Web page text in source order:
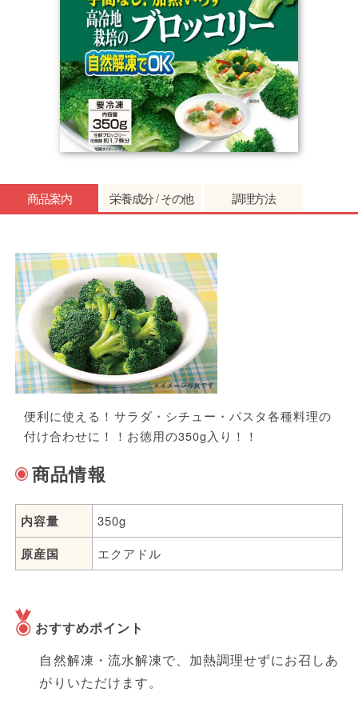
商品案内 栄養成分 / その他 調理方法
便利に使える！サラダ・シチュー・パスタ各種料理の
付け合わせに！！お徳用の350g入り！！
商品情報
内容量
原産国
おすすめポイント
自然解凍・流水解凍で、加熱調理せずにお召しあ
がりいただけます。
エネルギー 30kcal
タンパク質 3.9g
脂質 0.4g
炭水化物
食塩相当量 0g
アレルゲン・コンタミ
袋のサイズ 縦250mm 横212mm
JANコード 4967777005552
調理時間
1/2袋（175g）
500w
約3分30秒
600w 約2分30秒
注意事項
冷凍庫（―１８℃以下）で保存してください。
（開封後はなるべくお早めにお召し上がりくだ
さい。）